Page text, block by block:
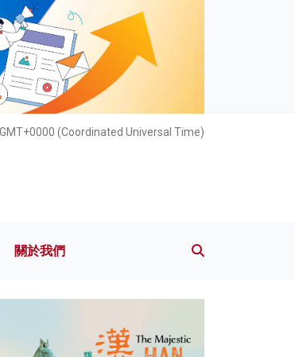
(Coordinated Universal Time)
動 關於我們
關於我們